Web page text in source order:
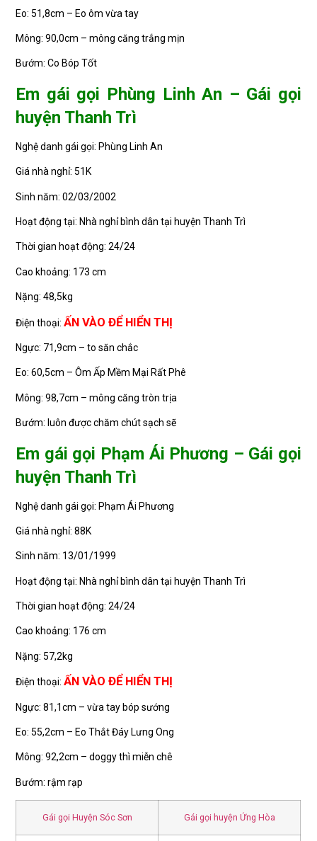
Eo: 51,8cm – Eo ôm vừa tay
Mông: 90,0cm – mông căng trắng mịn
Bướm: Co Bóp Tốt
Em gái gọi Phùng Linh An – Gái gọi
huyện Thanh Trì
Nghệ danh gái gọi: Phùng Linh An
Giá nhà nghỉ: 51K
Sinh năm: 02/03/2002
Hoạt động tại: Nhà nghỉ bình dân tại huyện Thanh Trì
Thời gian hoạt động: 24/24
Cao khoảng: 173 cm
Nặng: 48,5kg
Điện thoại:ẤN VÀO ĐỂ HIỂN THỊ
Ngực: 71,9cm – to săn chắc
Eo: 60,5cm – Ôm Ấp Mềm Mại Rất Phê
Mông: 98,7cm – mông căng tròn trịa
Bướm: luôn được chăm chút sạch sẽ
Em gái gọi Phạm Ái Phương – Gái gọi
huyện Thanh Trì
Nghệ danh gái gọi: Phạm Ái Phương
Giá nhà nghỉ: 88K
Sinh năm: 13/01/1999
Hoạt động tại: Nhà nghỉ bình dân tại huyện Thanh Trì
Thời gian hoạt động: 24/24
Cao khoảng: 176 cm
Nặng: 57,2kg
Điện thoại:ẤN VÀO ĐỂ HIỂN THỊ
Ngực: 81,1cm – vừa tay bóp sướng
Eo: 55,2cm – Eo Thắt Đáy Lưng Ong
Mông: 92,2cm – doggy thì miễn chê
Bướm: rậm rạp
Gái gọi Huyện Sóc Sơn Gái gọi huyện Ứng Hòa